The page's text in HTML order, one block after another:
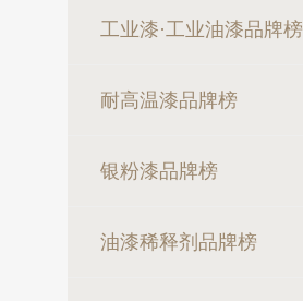
工业漆·工业油漆品牌榜
耐高温漆品牌榜
银粉漆品牌榜
油漆稀释剂品牌榜